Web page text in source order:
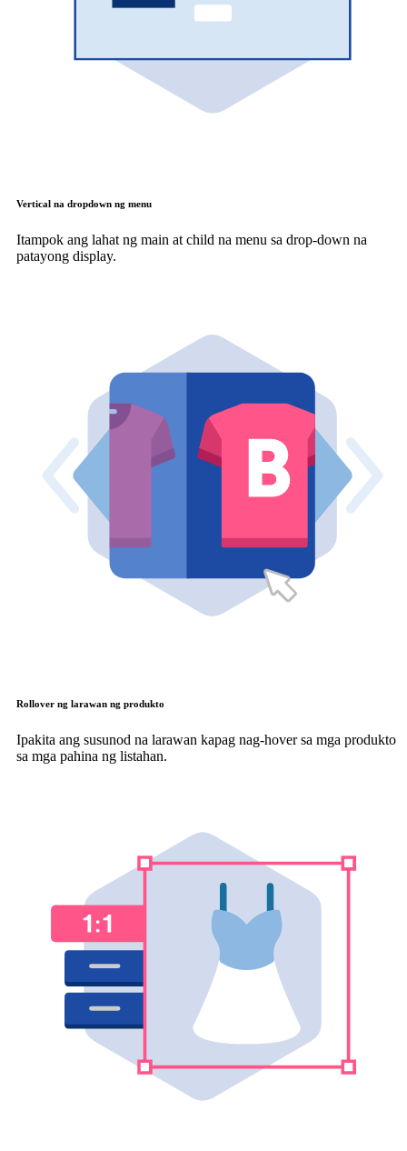
Vertical na dropdown ng menu
Itampok ang lahat ng main at child na menu sa drop-down na
patayong display.
Rollover ng larawan ng produkto
Ipakita ang susunod na larawan kapag nag-hover sa mga produkto
sa mga pahina ng listahan.